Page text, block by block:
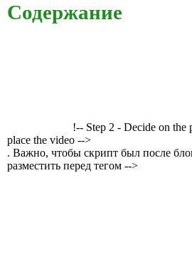
Содержание
!-- Step 2 - Decide on the
place the video -->
. Важно, чтобы скрипт был после
разместить перед тегом -->